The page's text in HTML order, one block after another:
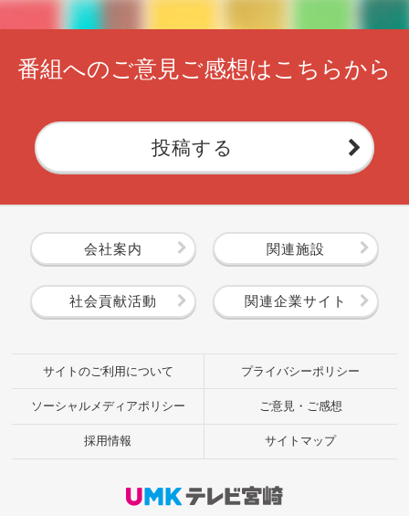
番組へのご意見ご感想はこちらから
投稿する
会社案内 関連施設
社会貢献活動 関連企業サイト
サイトのご利用について プライバシーポリシー
ソーシャルメディアポリシー ご意見・ご感想
採用情報 サイトマップ